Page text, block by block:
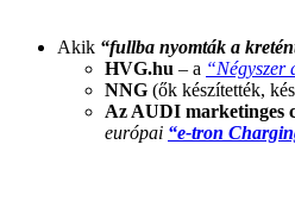
Akik “fullba nyomták a
HVG.hu – a “Négyszer
NNG (ők készítették,
Az AUDI marketinges
európai “e-tron